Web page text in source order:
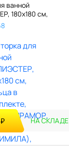
ванной
180х180 см,
₽ НА СКЛАДЕ